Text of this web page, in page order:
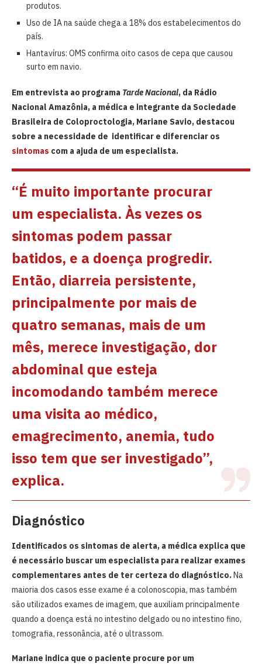
produtos.
Uso de IA na saúde chega a 18% dos estabelecimentos do
país.
Hantavírus: OMS confirma oito casos de cepa que causou
surto em navio.
Em entrevista ao programa Tarde Nacional, da Rádio
Nacional Amazônia, a médica e integrante da Sociedade
Brasileira de Coloproctologia, Mariane Savio, destacou
sobre a necessidade de identificar e diferenciar os
sintomas com a ajuda de um especialista.
“É muito importante procurar
um especialista. Às vezes os
sintomas podem passar
batidos, e a doença progredir.
Então, diarreia persistente,
principalmente por mais de
quatro semanas, mais de um
mês, merece investigação, dor
abdominal que esteja
incomodando também merece
uma visita ao médico,
emagrecimento, anemia, tudo
isso tem que ser investigado”,
explica.
Diagnóstico
Identificados os sintomas de alerta, a médica explica que
é necessário buscar um especialista para realizar exames
complementares antes de ter certeza do diagnóstico.Na
maioria dos casos esse exame é a colonoscopia, mas também
são utilizados exames de imagem, que auxiliam principalmente
quando a doença está no intestino delgado ou no intestino fino,
tomografia, ressonância, até o ultrassom.
Mariane​ indica que o paciente procure por um